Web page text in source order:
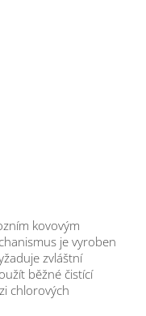
kovovým
je vyroben
zvláštní
běžné čistící
chlorových